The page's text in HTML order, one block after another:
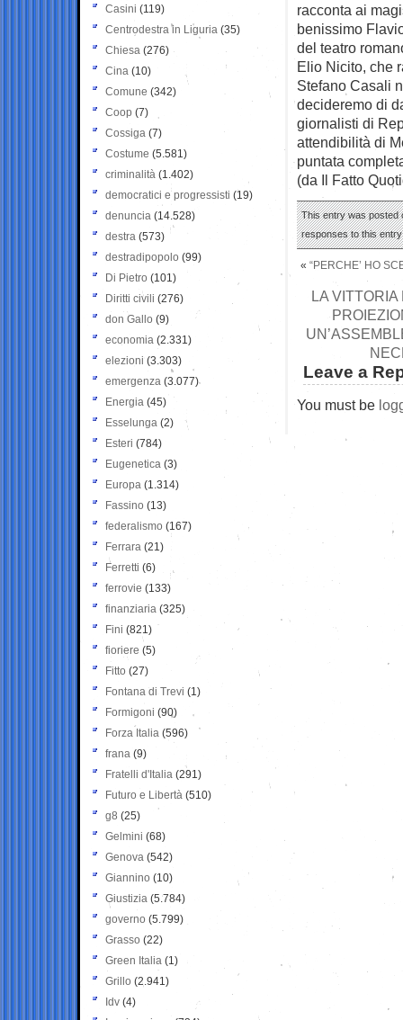
racconta ai
benissimo
del teatro
Elio Nicito, che
Stefano Casali
decideremo di
giornalisti di
attendibilità di
puntata
(da Il Fatto
This entry was posted
responses to this
« “PERCHE’ HO
LA VITTORIA
Leave a
You must be
Casini (119)
Centrodestra in Liguria (35)
Chiesa (276)
Cina (10)
Comune (342)
Coop (7)
Cossiga (7)
Costume (5.581)
criminalità (1.402)
democratici e progressisti (19)
denuncia (14.528)
destra (573)
destradipopolo (99)
Di Pietro (101)
Diritti civili (276)
don Gallo (9)
economia (2.331)
elezioni (3.303)
emergenza (3.077)
Energia (45)
Esselunga (2)
Esteri (784)
Eugenetica (3)
Europa (1.314)
Fassino (13)
federalismo (167)
Ferrara (21)
Ferretti (6)
ferrovie (133)
finanziaria (325)
Fini (821)
fioriere (5)
Fitto (27)
Fontana di Trevi (1)
Formigoni (90)
Forza Italia (596)
frana (9)
Fratelli d'Italia (291)
Futuro e Libertà (510)
g8 (25)
Gelmini (68)
Genova (542)
Giannino (10)
Giustizia (5.784)
governo (5.799)
Grasso (22)
Green Italia (1)
Grillo (2.941)
Idv (4)